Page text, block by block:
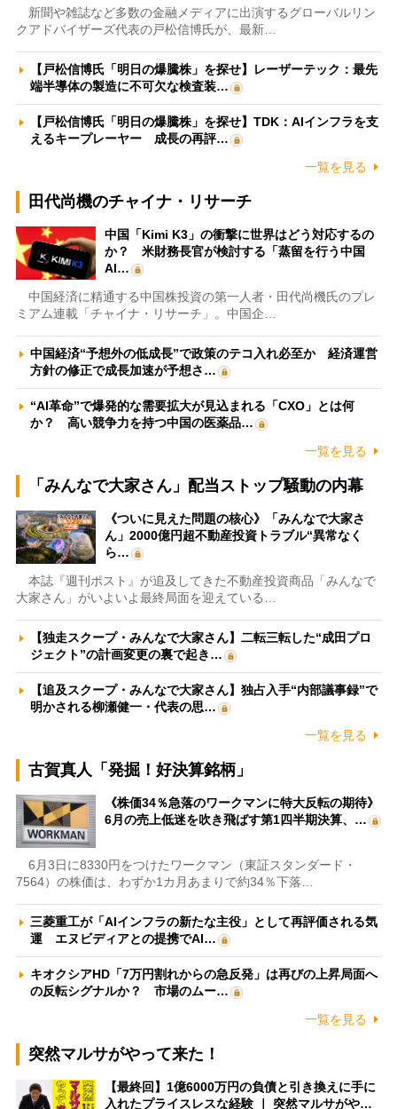
新聞や雑誌など多数の金融メディアに出演するグローバルリン
クアドバイザーズ代表の戸松信博氏が、最新…
【戸松信博氏「明日の爆騰株」を探せ】レーザーテック：最先
端半導体の製造に不可欠な検査装…
【戸松信博氏「明日の爆騰株」を探せ】TDK：AIインフラを支
えるキープレーヤー 成長の再評…
一覧を見る
田代尚機のチャイナ・リサーチ
中国「Kimi K3」の衝撃に世界はどう対応するの
か？ 米財務長官が検討する「蒸留を行う中国
AI…
中国経済に精通する中国株投資の第一人者・田代尚機氏のプレ
ミアム連載「チャイナ・リサーチ」。中国企…
中国経済“予想外の低成長”で政策のテコ入れ必至か 経済運営
方針の修正で成長加速が予想さ…
“AI革命”で爆発的な需要拡大が見込まれる「CXO」とは何
か？ 高い競争力を持つ中国の医薬品…
一覧を見る
「みんなで大家さん」配当ストップ騒動の内幕
《ついに見えた問題の核心》「みんなで大家さ
ん」2000億円超不動産投資トラブル“異常なく
ら…
本誌『週刊ポスト』が追及してきた不動産投資商品「みんなで
大家さん」がいよいよ最終局面を迎えている…
【独走スクープ・みんなで大家さん】二転三転した“成田プロ
ジェクト”の計画変更の裏で起き…
【追及スクープ・みんなで大家さん】独占入手“内部議事録”で
明かされる柳瀬健一・代表の思…
一覧を見る
古賀真人「発掘！好決算銘柄」
《株価34％急落のワークマンに特大反転の期待》
6月の売上低迷を吹き飛ばす第1四半期決算、…
6月3日に8330円をつけたワークマン（東証スタンダード・
7564）の株価は、わずか1カ月あまりで約34％下落…
三菱重工が「AIインフラの新たな主役」として再評価される気
運 エヌビディアとの提携でAI…
キオクシアHD「7万円割れからの急反発」は再びの上昇局面へ
の反転シグナルか？ 市場のムー…
一覧を見る
突然マルサがやって来た！
【最終回】1億6000万円の負債と引き換えに手に
入れたプライスレスな経験 ｜ 突然マルサがや…